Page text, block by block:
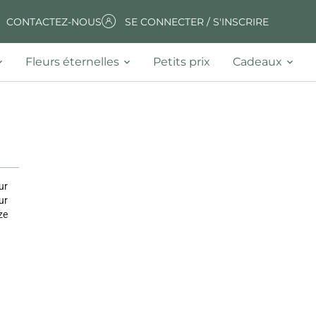
CONTACTEZ-NOUS SE CONNECTER / S'INSCRIRE
Fleurs éternelles Petits prix Cadeaux